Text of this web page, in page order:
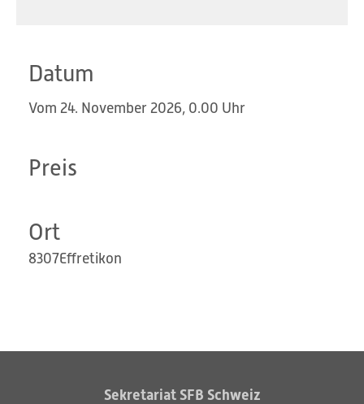
Datum
Vom 24. November 2026, 0.00 Uhr
Preis
Ort
8307Effretikon
Sekretariat SFB Schweiz